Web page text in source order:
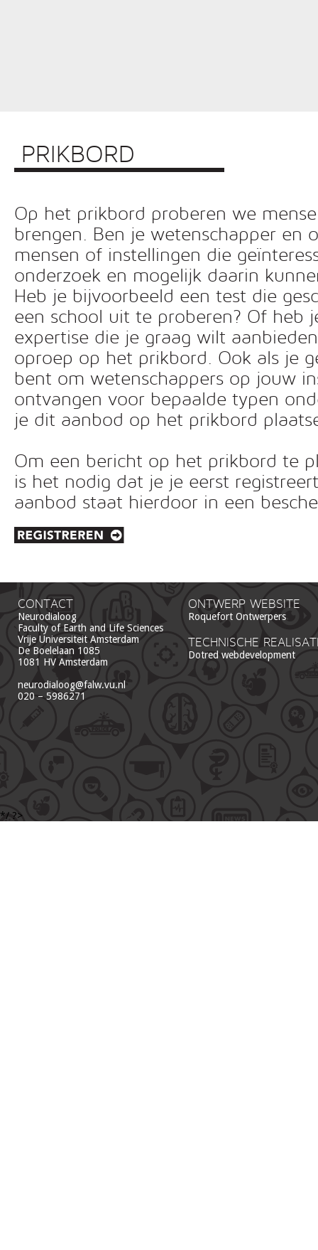
PRIKBORD
Op het prikbord proberen we
brengen. Ben je wetenschapper en
mensen of instellingen die
onderzoek en mogelijk daarin
Heb je bijvoorbeeld een test die
een school uit te proberen? Of heb
expertise die je graag wilt
oproep op het prikbord. Ook als je
bent om wetenschappers op jouw
ontvangen voor bepaalde typen
je dit aanbod op het prikbord
Om een bericht op het prikbord te
is het nodig dat je je eerst
aanbod staat hierdoor in een
CONTACT
Neurodialoog
Faculty of Earth and Life Sciences
Vrije Universiteit Amsterdam
De Boelelaan 1085
1081 HV Amsterdam
neurodialoog@falw.vu.nl
020 – 5986271
ONTWERP WEBSITE
Roquefort Ontwerpers
TECHNISCHE
Dotred webdevelopment
*/ ?>